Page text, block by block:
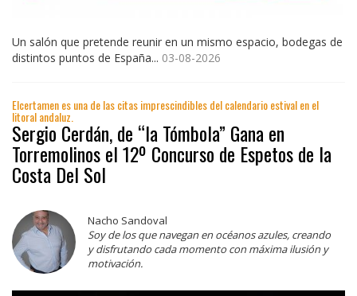
Un salón que pretende reunir en un mismo espacio, bodegas de
distintos puntos de España... 03-08-2026
Elcertamen es una de las citas imprescindibles del calendario estival en el
litoral andaluz.
Sergio Cerdán, de “la Tómbola” Gana en
Torremolinos el 12º Concurso de Espetos de la
Costa Del Sol
Nacho Sandoval
Soy de los que navegan en océanos azules, creando
y disfrutando cada momento con máxima ilusión y
motivación.